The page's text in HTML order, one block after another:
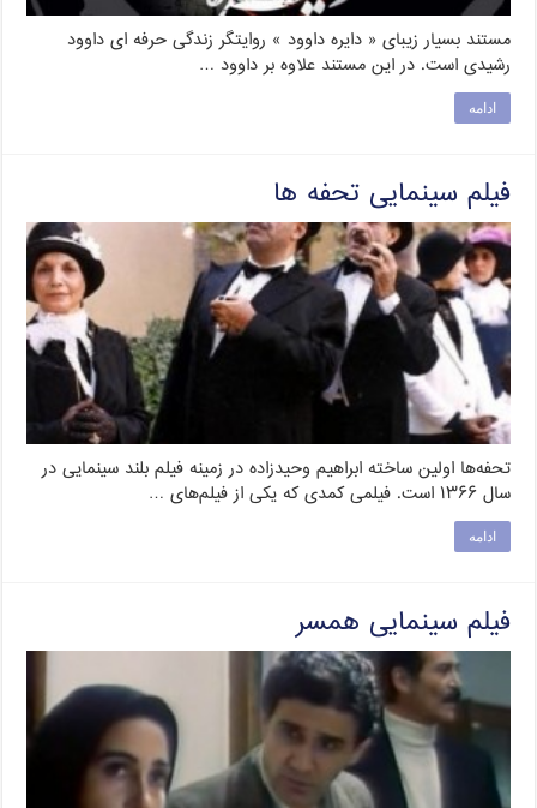
مستند بسیار زیبای « دایره داوود » روایتگر زندگی حرفه ای داوود
رشیدی است. در این مستند علاوه بر داوود …
ادامه
فیلم سینمایی تحفه ها
تحفه‌ها اولین ساخته ابراهیم وحیدزاده در زمینه فیلم بلند سینمایی در
سال ۱۳۶۶ است. فیلمی کمدی که یکی از فیلم‌های …
ادامه
فیلم سینمایی همسر